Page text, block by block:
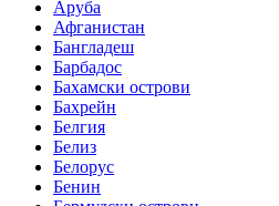
Аруба
Афганистан
Бангладеш
Барбадос
Бахамски острови
Бахрейн
Белгия
Белиз
Белорус
Бенин